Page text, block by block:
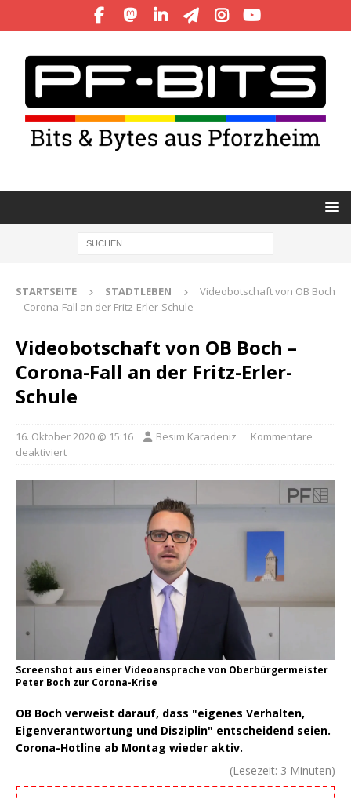
STARTSEITE STADTLEBEN
Videobotschaft von OB Boch
– Corona-Fall an der Fritz-Erler-Schule
Videobotschaft von OB Boch –
Corona-Fall an der Fritz-Erler-
Schule
16. Oktober 2020 @ 15:16 Besim Karadeniz
Kommentare
deaktiviert
Screenshot aus einer Videoansprache von Oberbürgermeister
Peter Boch zur Corona-Krise
OB Boch verweist darauf, dass "eigenes Verhalten,
Eigenverantwortung und Disziplin" entscheidend seien.
Corona-Hotline ab Montag wieder aktiv.
(Lesezeit: 3 Minuten)